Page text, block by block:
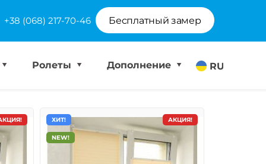
+38 (068) 217-70-46 Бесплатный замер
RU
Ролеты Дополнение
АКЦИЯ!
ХИТ!
NEW!